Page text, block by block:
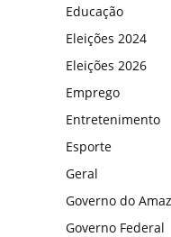
Educação
Eleições 2024
Eleições 2026
Emprego
Entretenimento
Esporte
Geral
Governo do
Governo Federal